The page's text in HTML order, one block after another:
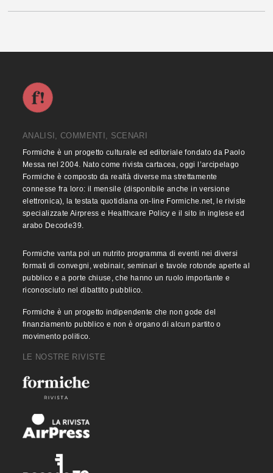
ANALISI, COMMENTI, SCENARI
Formiche è un progetto culturale ed editoriale fondato da Paolo
Messa nel 2004. Nato come rivista cartacea, oggi l’arcipelago
Formiche è composto da realtà diverse ma strettamente
connesse fra loro: il mensile (disponibile anche in versione
elettronica), la testata quotidiana on-line Formiche.net, le riviste
specializzate Airpress e Healthcare Policy e il sito in inglese ed
arabo Decode39.
Formiche vanta poi un nutrito programma di eventi nei diversi
formati di convegni, webinair, seminari e tavole rotonde aperte al
pubblico e a porte chiuse, che hanno un ruolo importante e
riconosciuto nel dibattito pubblico.
Formiche è un progetto indipendente che non gode del
finanziamento pubblico e non è organo di alcun partito o
movimento politico.
LE NOSTRE RIVISTE